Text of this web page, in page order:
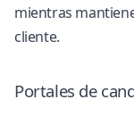
mientras
cliente.
Portales de